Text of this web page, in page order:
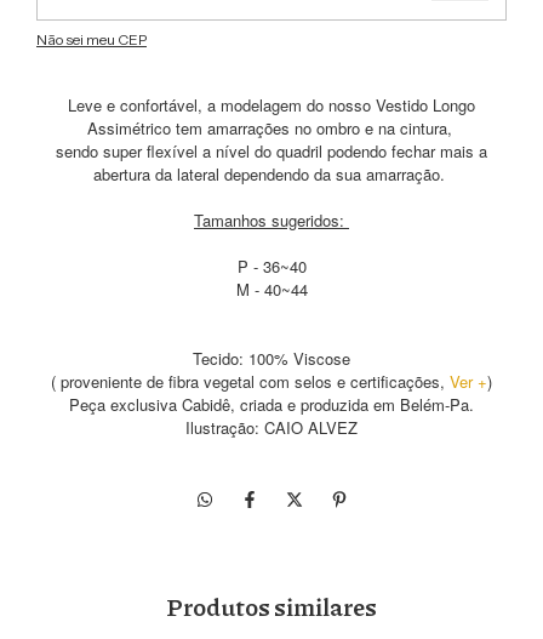
Não sei meu CEP
Leve e confortável, a modelagem do nosso Vestido Longo
Assimétrico tem amarrações no ombro e na cintura,
sendo super flexível a nível do quadril podendo fechar mais a
abertura da lateral dependendo da sua amarração.
Tamanhos sugeridos:
P - 36~40
M - 40~44
Tecido: 100% Viscose
( proveniente de fibra vegetal com selos e certificações, Ver +)
Peça exclusiva Cabidê, criada e produzida em Belém-Pa.
Ilustração: CAIO ALVEZ
Produtos similares